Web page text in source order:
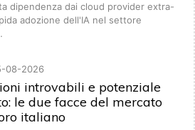
dipendenza dai cloud provider extra-
adozione dell'IA nel settore
08-2026
introvabili e potenziale
le due facce del mercato
italiano